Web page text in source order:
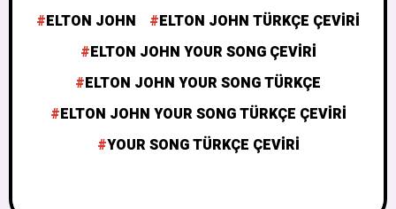
ELTON JOHN
ELTON JOHN TÜRKÇE ÇEVIRI
ELTON JOHN YOUR SONG ÇEVIRI
ELTON JOHN YOUR SONG TÜRKÇE
ELTON JOHN YOUR SONG TÜRKÇE ÇEVIRI
YOUR SONG TÜRKÇE ÇEVIRI